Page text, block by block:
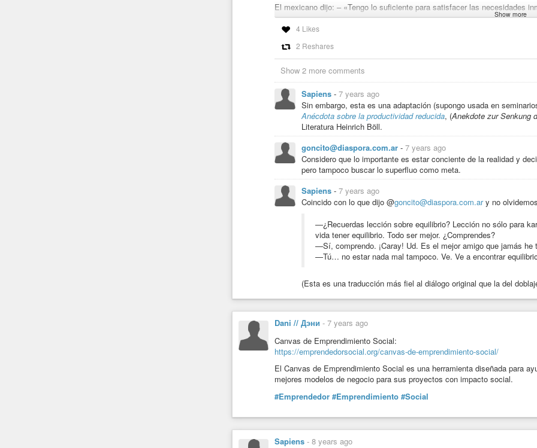
El mexicano dijo: – «Tengo lo suficiente para satisfacer las necesidades
– «Pero… ¿qué haces con el resto de tu tiempo?». Volvió a preguntar el
familia, voy más tarde al pueblo donde tomo algo de vino y tocamos la
todas las noches. Como ves tengo una vida divertida y ocupada».
El estadounidense replicó: «Mira, yo soy un alto ejecutivo con un Máster
ayudarte. Deja que te explique… deberías gastar más tiempo en la pesca,
ingresos del bote más grande podrías comprar varios botes,
En vez de vender el pescado a un intermediario lo podrías hacer
procesadora. Deberías controlar la producción, el procesamiento y la
México, luego a Los Ángeles y eventualmente a Nueva York, donde
El pescador mexicano preguntó: – «Pero, ¿cuanto tiempo tardaría en
A lo cual respondió el estadounidense: – «Pues entre 15 y 20 años».
E insistió el mexicano: – «¿Y luego qué?».
El estadounidense se rió y dijo que esa era la mejor parte. «Cuando llegue
Poco convencido, el mexicano volvió a contestar: «¿Millones? … Y luego
Dijo el estadounidense, «Luego te puedes retirar e irte a un pueblito en la
con tus hijos, comer con tu familia, ir por las noches al pueblo a tomar
MORALEJA:
Cuantas vidas desperdiciadas buscando lograr una felicidad
verdadera felicidad consiste en valorar lo que tenemos.
#parábola #cuento #pescador
#emprendedor
#crecimiento #capital
Show more
4 Likes
2 Reshares
Show 2 more comments
Sapiens - 7 years ago
Sin embargo, esta es una adaptación (supongo usada en
Anécdota sobre la productividad reducida, (Anekdote zur Senkung
Literatura Heinrich Böll.
goncito@diaspora.com.ar - 7 years ago
Considero que lo importante es estar conciente de la realidad y
pero tampoco buscar lo superfluo como meta.
Sapiens - 7 years ago
Coincido con lo que dijo @goncito@diaspora.com.ary no olvidemos
—¿Recuerdas lección sobre equilibrio? Lección no sólo para
vida tener equilibrio. Todo ser mejor. ¿Comprendes?
—Sí, comprendo. ¡Caray! Ud. Es el mejor amigo que jamás he
—Tú… no estar nada mal tampoco. Ve. Ve a encontrar
(Esta es una traducción más fiel al diálogo original que la del
Dani // Дэни - 7 years ago
Canvas de Emprendimiento Social:
https://emprendedorsocial.org/canvas-de-emprendimiento-social/
El Canvas de Emprendimiento Social es una herramienta diseñada para
mejores modelos de negocio para sus proyectos con impacto social.
#Emprendedor #Emprendimiento #Social
Sapiens - 8 years ago